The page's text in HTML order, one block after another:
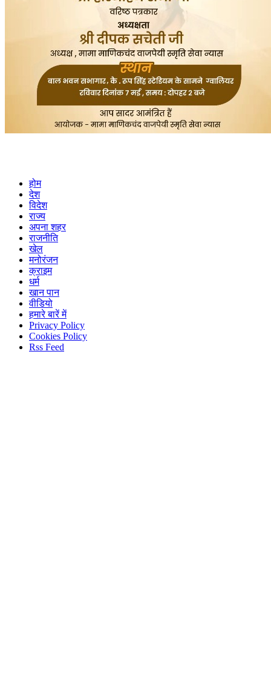
होम
देश
विदेश
राज्य
अपना शहर
राजनीति
खेल
मनोरंजन
क्राइम
धर्म
खान पान
वीडियो
हमारे बारें में
Privacy Policy
Cookies Policy
Rss Feed